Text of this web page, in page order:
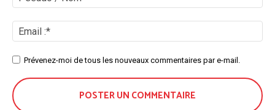
/
:*
SitePrévenez-moi de tous les nouveaux commentaires par e-mail.